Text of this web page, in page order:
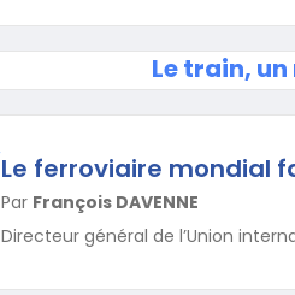
Le train,
Le ferroviaire mondial
Par François DAVENNE
Directeur général de l’Union